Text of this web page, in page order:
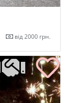
від 2000 грн.